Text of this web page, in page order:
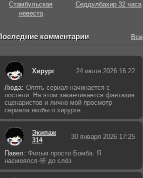
Стамбульская
невеста
Седдулбахир 32 часа
комментарии Все
Хирург 24 июля 2026 16:22
Люда: Опять сериал начинается с
постели. На этом заканчивается фантазия
сценаристов и лично мой просмотр
сериала якобы о хирурге.
Экипаж
314
30 января 2026 17:25
Павел: Фильм просто Бомба. Я
насмеялся 🤣 до слёз